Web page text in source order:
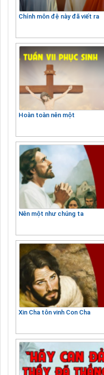
Chính môn đệ này đã viết ra
Hoàn toàn nên một
Nên một như chúng ta
Xin Cha tôn vinh Con Cha